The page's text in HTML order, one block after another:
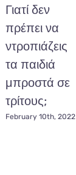
Γιατί δεν
πρέπει να
ντροπιάζεις
τα παιδιά
μπροστά σε
τρίτους;
February 10th, 2022